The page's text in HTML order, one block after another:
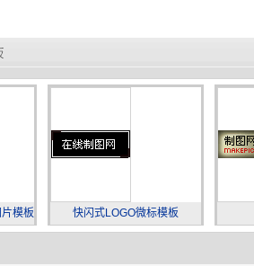
模板 快闪式LOGO微标模板